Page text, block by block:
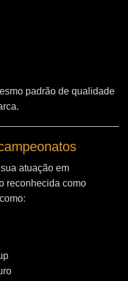
padrão de qualidade
atuação em
reconhecida como